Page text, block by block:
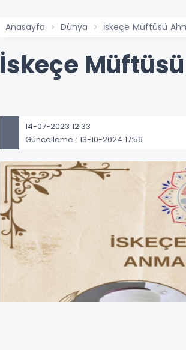
Anasayfa Dünya İskeçe Müftüsü
İskeçe Müftüsü
14-07-2023 12:33
Güncelleme : 13-10-2024 17:59